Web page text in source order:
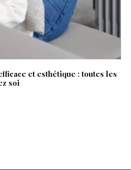
et esthétique : toutes les
soi